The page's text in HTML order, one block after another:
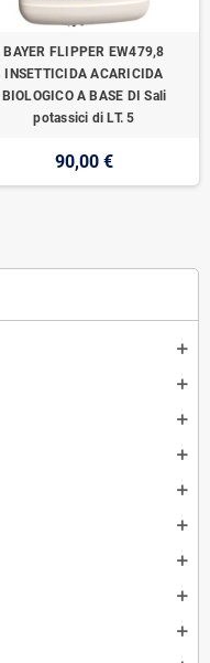
BAYER FLIPPER EW479,8
INSETTICIDA ACARICIDA
BIOLOGICO A BASE DI Sali
potassici di LT. 5
90,00 €